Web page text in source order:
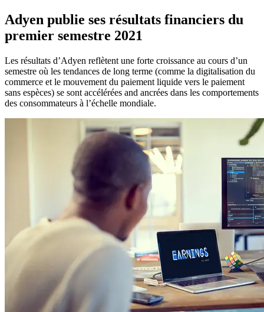
Adyen publie ses résultats financiers du
premier semestre 2021
Les résultats d’Adyen reflètent une forte croissance au cours d’un
semestre où les tendances de long terme (comme la digitalisation du
commerce et le mouvement du paiement liquide vers le paiement
sans espèces) se sont accélérées and ancrées dans les comportements
des consommateurs à l’échelle mondiale.